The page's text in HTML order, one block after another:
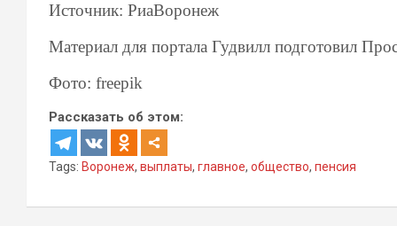
Источник: РиаВоронеж
Материал для портала Гудвилл подготовил
Фото: freepik
Рассказать об этом:
Tags: Воронеж, выплаты, главное, общество, пенсия